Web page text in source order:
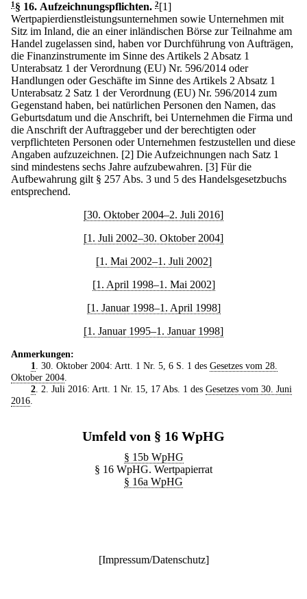
1 § 16. Aufzeichnungspflichten. 2[1]
Wertpapierdienstleistungsunternehmen sowie Unternehmen mit
Sitz im Inland, die an einer inländischen Börse zur Teilnahme am
Handel zugelassen sind, haben vor Durchführung von Aufträgen,
die Finanzinstrumente im Sinne des Artikels 2 Absatz 1
Unterabsatz 1 der Verordnung (EU) Nr. 596/2014 oder
Handlungen oder Geschäfte im Sinne des Artikels 2 Absatz 1
Unterabsatz 2 Satz 1 der Verordnung (EU) Nr. 596/2014 zum
Gegenstand haben, bei natürlichen Personen den Namen, das
Geburtsdatum und die Anschrift, bei Unternehmen die Firma und
die Anschrift der Auftraggeber und der berechtigten oder
verpflichteten Personen oder Unternehmen festzustellen und diese
Angaben aufzuzeichnen. [2] Die Aufzeichnungen nach Satz 1
sind mindestens sechs Jahre aufzubewahren. [3] Für die
Aufbewahrung gilt § 257 Abs. 3 und 5 des Handelsgesetzbuchs
entsprechend.
[30. Oktober 2004–2. Juli 2016]
[1. Juli 2002–30. Oktober 2004]
[1. Mai 2002–1. Juli 2002]
[1. April 1998–1. Mai 2002]
[1. Januar 1998–1. April 1998]
[1. Januar 1995–1. Januar 1998]
Anmerkungen:
1
. 30. Oktober 2004: Artt. 1 Nr. 5, 6 S. 1 des Gesetzes vom 28.
Oktober 2004
2. 2. Juli 2016: Artt. 1 Nr. 15, 17 Abs. 1 des Gesetzes vom 30. Juni
2016
Umfeld von § 16 WpHG
§ 15b WpHG
§ 16 WpHG. Wertpapierrat
§ 16a WpHG
[Impressum/Datenschutz]